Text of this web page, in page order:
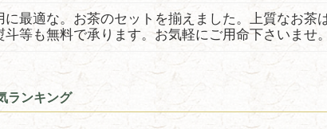
に最適な。お茶のセットを揃えました。上質なお茶
斗等も無料で承ります。お気軽にご用命下さいませ。
ランキング